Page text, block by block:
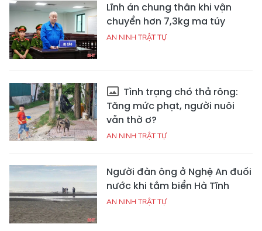
Lĩnh án chung thân khi vận
chuyển hơn 7,3kg ma túy
AN NINH TRẬT TỰ
Tình trạng chó thả rông:
Tăng mức phạt, người nuôi
vẫn thờ ơ?
AN NINH TRẬT TỰ
Người đàn ông ở Nghệ An đuối
nước khi tắm biển Hà Tĩnh
AN NINH TRẬT TỰ